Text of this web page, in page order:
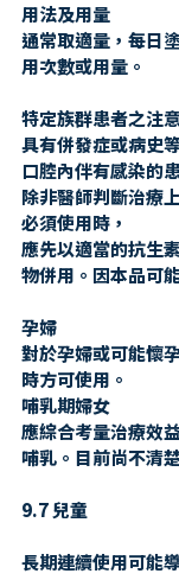
用法及用量
通常取適量，每日
用次數或用量。
特定族群患者之注
具有併發症或病史
口腔內伴有感染的
除非醫師判斷治療
必須使用時，
應先以適當的抗生
物併用。因本品可
孕婦
對於孕婦或可能懷
時方可使用。
哺乳期婦女
應綜合考量治療效
哺乳。目前尚不清
9.7 兒童
長期連續使用可能